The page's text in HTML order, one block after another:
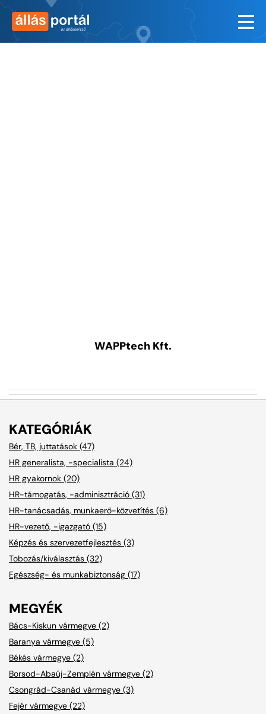
WAPPtech Kft.
KATEGÓRIÁK
Bér, TB, juttatások (47)
HR generalista, -specialista (24)
HR gyakornok (20)
HR-támogatás, -adminisztráció (31)
HR-tanácsadás, munkaerő-közvetítés (6)
HR-vezető, -igazgató (15)
Képzés és szervezetfejlesztés (3)
Tobozás/kiválasztás (32)
Egészség- és munkabiztonság (17)
MEGYÉK
Bács-Kiskun vármegye (2)
Baranya vármegye (5)
Békés vármegye (2)
Borsod-Abaúj-Zemplén vármegye (2)
Csongrád-Csanád vármegye (3)
Fejér vármegye (22)